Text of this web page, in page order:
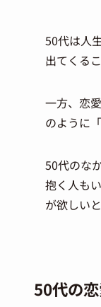
50代は人
出てくる
一方、恋
のように
50代のな
抱く人も
が欲しい
50代の